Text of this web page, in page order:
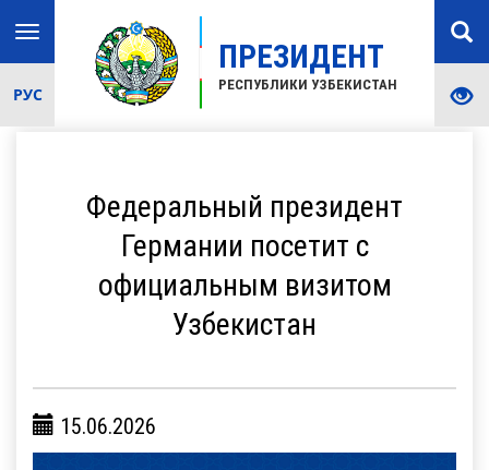
ПРЕЗИДЕНТ
РЕСПУБЛИКИ УЗБЕКИСТАН
Toggle
navigation
РУС
Федеральный президент
Германии посетит с
официальным визитом
Узбекистан
15.06.2026